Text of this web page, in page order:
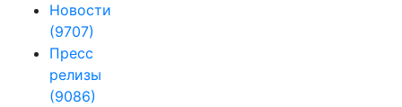
Новости
(9707)
Пресс
релизы
(9086)